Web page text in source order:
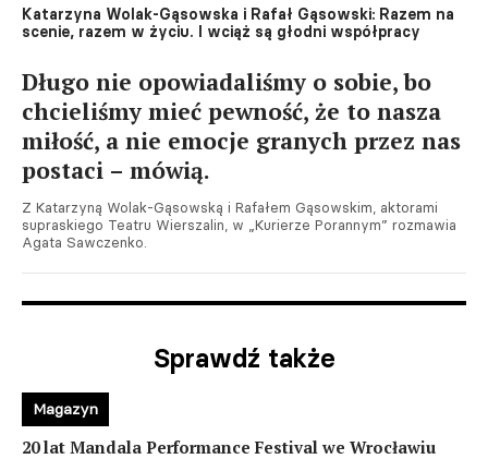
Katarzyna Wolak-Gąsowska i Rafał Gąsowski: Razem na
scenie, razem w życiu. I wciąż są głodni współpracy
Długo nie opowiadaliśmy o sobie, bo
chcieliśmy mieć pewność, że to nasza
miłość, a nie emocje granych przez nas
postaci – mówią.
Z Katarzyną Wolak-Gąsowską i Rafałem Gąsowskim, aktorami
supraskiego Teatru Wierszalin, w „Kurierze Porannym” rozmawia
Agata Sawczenko.
Sprawdź także
20 lat Mandala Performance Festival we Wrocławiu
Magazyn